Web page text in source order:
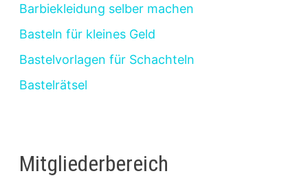
Barbiekleidung selber machen
Basteln für kleines Geld
Bastelvorlagen für Schachteln
Bastelrätsel
Mitgliederbereich